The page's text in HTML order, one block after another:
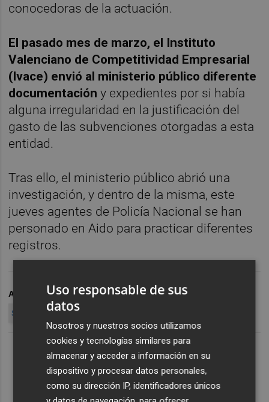
conocedoras de la actuación.
El pasado mes de marzo, el Instituto
Valenciano de Competitividad Empresarial
(Ivace) envió al ministerio público diferente
documentación y expedientes por si había
alguna irregularidad en la justificación del
gasto de las subvenciones otorgadas a esta
entidad.
Tras ello, el ministerio público abrió una
investigación, y dentro de la misma, este
jueves agentes de Policía Nacional se han
personado en Aido para practicar diferentes
registros.
ARCHIVADO EN POLICÍA AIDO REGISTRO
SUBVENCIONES
Uso responsable de sus
datos
Nosotros y nuestros socios utilizamos
cookies y tecnologías similares para
almacenar y acceder a información en su
dispositivo y procesar datos personales,
como su dirección IP, identificadores únicos